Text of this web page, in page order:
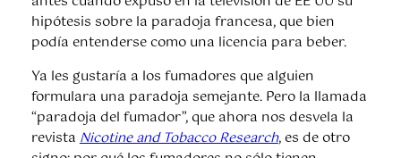
hipótesis sobre la paradoja francesa, que bien
podía entenderse como una licencia para beber.
Ya les gustaría a los fumadores que alguien
formulara una paradoja semejante. Pero la llamada
“paradoja del fumador”, que ahora nos desvela la
revistaNicotine and Tobacco Research, es de otro